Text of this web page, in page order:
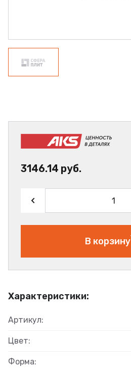
Характеристики:
Артикул:
Цвет:
Форма:
3146.14 руб.
В корзину